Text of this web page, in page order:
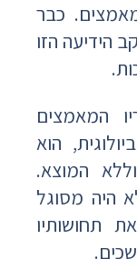
כבר
הידיעה הזו
המאמצים
הוא
המוצא.
היה מסוגל
תחושותיו